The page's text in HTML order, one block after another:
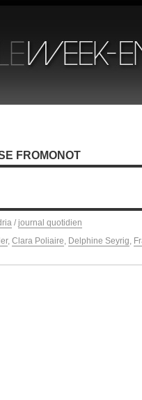
FROMONOT
/ journal quotidien
, Clara Poliaire, Delphine Seyrig,